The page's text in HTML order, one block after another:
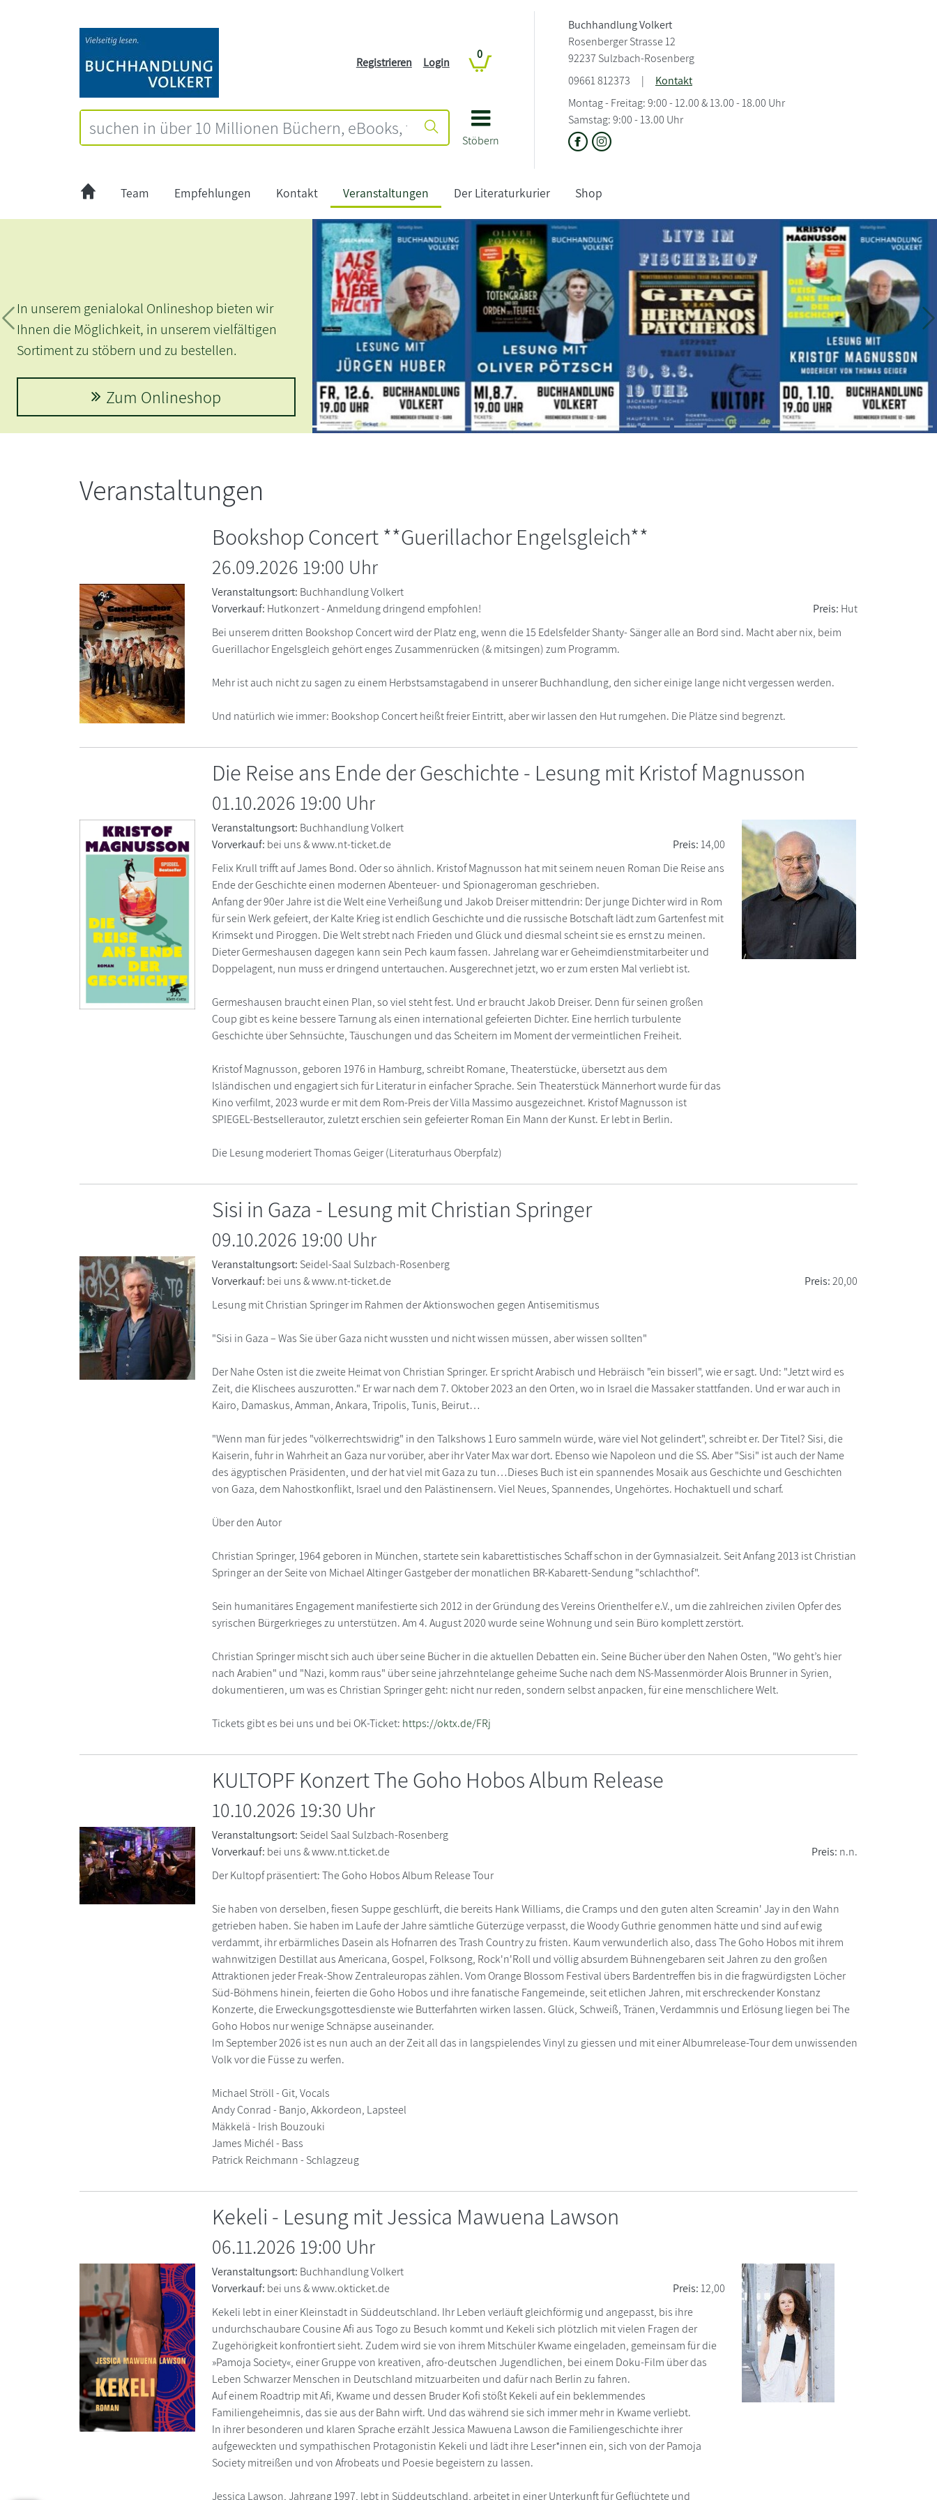
Stöbern
Registrieren Login
0
Buchhandlung Volkert
Rosenberger Strasse 12
92237 Sulzbach-Rosenberg
09661 812373
|
Kontakt
Montag - Freitag: 9:00 - 12.00 & 13.00 - 18.00 Uhr
Samstag: 9:00 - 13.00 Uhr
Team Empfehlungen Kontakt Veranstaltungen Der Literaturkurier Shop
Zurück
Brunnenstraße - Andrea
Sawatzki im August 2022
Andrea Sawatzki
Veranstaltungen
Bookshop Concert **Guerillachor Engelsgleich**
26.09.2026 19:00 Uhr
Veranstaltungsort: Buchhandlung Volkert
Vorverkauf: Hutkonzert - Anmeldung dringend empfohlen! Preis: Hut
Bei unserem dritten Bookshop Concert wird der Platz eng, wenn die 15 Edelsfelder Shanty- Sänger alle an Bord sind. Macht aber nix, beim
Guerillachor Engelsgleich gehört enges Zusammenrücken (& mitsingen) zum Programm.
Mehr ist auch nicht zu sagen zu einem Herbstsamstagabend in unserer Buchhandlung, den sicher einige lange nicht vergessen werden.
Und natürlich wie immer: Bookshop Concert heißt freier Eintritt, aber wir lassen den Hut rumgehen. Die Plätze sind begrenzt.
Die Reise ans Ende der Geschichte - Lesung mit Kristof Magnusson
01.10.2026 19:00 Uhr
Veranstaltungsort: Buchhandlung Volkert
Vorverkauf: bei uns & www.nt-ticket.de Preis:14,00
Felix Krull trifft auf James Bond. Oder so ähnlich. Kristof Magnusson hat mit seinem neuen Roman Die Reise ans
Ende der Geschichte einen modernen Abenteuer- und Spionageroman geschrieben.
Anfang der 90er Jahre ist die Welt eine Verheißung und Jakob Dreiser mittendrin: Der junge Dichter wird in Rom
für sein Werk gefeiert, der Kalte Krieg ist endlich Geschichte und die russische Botschaft lädt zum Gartenfest mit
Krimsekt und Piroggen. Die Welt strebt nach Frieden und Glück und diesmal scheint sie es ernst zu meinen.
Dieter Germeshausen dagegen kann sein Pech kaum fassen. Jahrelang war er Geheimdienstmitarbeiter und
Doppelagent, nun muss er dringend untertauchen. Ausgerechnet jetzt, wo er zum ersten Mal verliebt ist.
Germeshausen braucht einen Plan, so viel steht fest. Und er braucht Jakob Dreiser. Denn für seinen großen
Coup gibt es keine bessere Tarnung als einen international gefeierten Dichter. Eine herrlich turbulente
Geschichte über Sehnsüchte, Täuschungen und das Scheitern im Moment der vermeintlichen Freiheit.
Kristof Magnusson, geboren 1976 in Hamburg, schreibt Romane, Theaterstücke, übersetzt aus dem
Isländischen und engagiert sich für Literatur in einfacher Sprache. Sein Theaterstück Männerhort wurde für das
Kino verfilmt, 2023 wurde er mit dem Rom-Preis der Villa Massimo ausgezeichnet. Kristof Magnusson ist
SPIEGEL-Bestsellerautor, zuletzt erschien sein gefeierter Roman Ein Mann der Kunst. Er lebt in Berlin.
Die Lesung moderiert Thomas Geiger (Literaturhaus Oberpfalz)
Sisi in Gaza - Lesung mit Christian Springer
09.10.2026 19:00 Uhr
Veranstaltungsort: Seidel-Saal Sulzbach-Rosenberg
Vorverkauf: bei uns & www.nt-ticket.de Preis:20,00
Lesung mit Christian Springer im Rahmen der Aktionswochen gegen Antisemitismus
"Sisi in Gaza – Was Sie über Gaza nicht wussten und nicht wissen müssen, aber wissen sollten"
Der Nahe Osten ist die zweite Heimat von Christian Springer. Er spricht Arabisch und Hebräisch "ein bisserl", wie er sagt. Und: "Jetzt wird es
Zeit, die Klischees auszurotten." Er war nach dem 7. Oktober 2023 an den Orten, wo in Israel die Massaker stattfanden. Und er war auch in
Kairo, Damaskus, Amman, Ankara, Tripolis, Tunis, Beirut…
"Wenn man für jedes "völkerrechtswidrig" in den Talkshows 1 Euro sammeln würde, wäre viel Not gelindert", schreibt er. Der Titel? Sisi, die
Kaiserin, fuhr in Wahrheit an Gaza nur vorüber, aber ihr Vater Max war dort. Ebenso wie Napoleon und die SS. Aber "Sisi" ist auch der Name
des ägyptischen Präsidenten, und der hat viel mit Gaza zu tun…Dieses Buch ist ein spannendes Mosaik aus Geschichte und Geschichten
von Gaza, dem Nahostkonflikt, Israel und den Palästinensern. Viel Neues, Spannendes, Ungehörtes. Hochaktuell und scharf.
Über den Autor
Christian Springer, 1964 geboren in München, startete sein kabarettistisches Schaff schon in der Gymnasialzeit. Seit Anfang 2013 ist Christian
Springer an der Seite von Michael Altinger Gastgeber der monatlichen BR-Kabarett-Sendung "schlachthof".
Sein humanitäres Engagement manifestierte sich 2012 in der Gründung des Vereins Orienthelfer e.V., um die zahlreichen zivilen Opfer des
syrischen Bürgerkrieges zu unterstützen. Am 4. August 2020 wurde seine Wohnung und sein Büro komplett zerstört.
Christian Springer mischt sich auch über seine Bücher in die aktuellen Debatten ein. Seine Bücher über den Nahen Osten, "Wo geht’s hier
nach Arabien" und "Nazi, komm raus" über seine jahrzehntelange geheime Suche nach dem NS-Massenmörder Alois Brunner in Syrien,
dokumentieren, um was es Christian Springer geht: nicht nur reden, sondern selbst anpacken, für eine menschlichere Welt.
Tickets gibt es bei uns und bei OK-Ticket: https://oktx.de/FRj
KULTOPF Konzert The Goho Hobos Album Release
10.10.2026 19:30 Uhr
Veranstaltungsort: Seidel Saal Sulzbach-Rosenberg
Vorverkauf: bei uns & www.nt.ticket.de Preis: n.n.
Der Kultopf präsentiert: The Goho Hobos Album Release Tour
Sie haben von derselben, fiesen Suppe geschlürft, die bereits Hank Williams, die Cramps und den guten alten Screamin' Jay in den Wahn
getrieben haben. Sie haben im Laufe der Jahre sämtliche Güterzüge verpasst, die Woody Guthrie genommen hätte und sind auf ewig
verdammt, ihr erbärmliches Dasein als Hofnarren des Trash Country zu fristen. Kaum verwunderlich also, dass The Goho Hobos mit ihrem
wahnwitzigen Destillat aus Americana, Gospel, Folksong, Rock'n'Roll und völlig absurdem Bühnengebaren seit Jahren zu den großen
Attraktionen jeder Freak-Show Zentraleuropas zählen. Vom Orange Blossom Festival übers Bardentreffen bis in die fragwürdigsten Löcher
Süd-Böhmens hinein, feierten die Goho Hobos und ihre fanatische Fangemeinde, seit etlichen Jahren, mit erschreckender Konstanz
Konzerte, die Erweckungsgottesdienste wie Butterfahrten wirken lassen. Glück, Schweiß, Tränen, Verdammnis und Erlösung liegen bei The
Goho Hobos nur wenige Schnäpse auseinander.
Im September 2026 ist es nun auch an der Zeit all das in langspielendes Vinyl zu giessen und mit einer Albumrelease-Tour dem unwissenden
Volk vor die Füsse zu werfen.
Michael Ströll - Git, Vocals
Andy Conrad - Banjo, Akkordeon, Lapsteel
Mäkkelä - Irish Bouzouki
James Michél - Bass
Patrick Reichmann - Schlagzeug
Kekeli - Lesung mit Jessica Mawuena Lawson
06.11.2026 19:00 Uhr
Veranstaltungsort: Buchhandlung Volkert
Vorverkauf: bei uns & www.okticket.de Preis:12,00
Kekeli lebt in einer Kleinstadt in Süddeutschland. Ihr Leben verläuft gleichförmig und angepasst, bis ihre
undurchschaubare Cousine Afi aus Togo zu Besuch kommt und Kekeli sich plötzlich mit vielen Fragen der
Zugehörigkeit konfrontiert sieht. Zudem wird sie von ihrem Mitschüler Kwame eingeladen, gemeinsam für die
»Pamoja Society«, einer Gruppe von kreativen, afro-deutschen Jugendlichen, bei einem Doku-Film über das
Leben Schwarzer Menschen in Deutschland mitzuarbeiten und dafür nach Berlin zu fahren.
Auf einem Roadtrip mit Afi, Kwame und dessen Bruder Kofi stößt Kekeli auf ein beklemmendes
Familiengeheimnis, das sie aus der Bahn wirft. Und das während sie sich immer mehr in Kwame verliebt.
In ihrer besonderen und klaren Sprache erzählt Jessica Mawuena Lawson die Familiengeschichte ihrer
aufgeweckten und sympathischen Protagonistin Kekeli und lädt ihre Leser*innen ein, sich von der Pamoja
Society mitreißen und von Afrobeats und Poesie begeistern zu lassen.
Jessica Lawson, Jahrgang 1997, lebt in Süddeutschland, arbeitet in einer Unterkunft für Geflüchtete und